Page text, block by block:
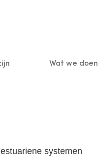
Wat we doen
systemen